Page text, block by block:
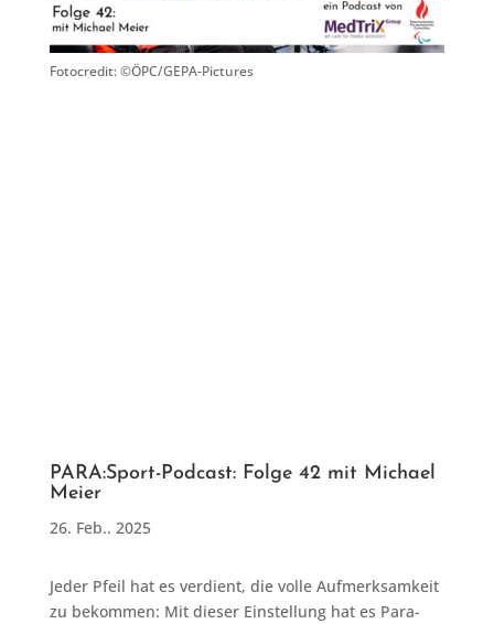
Fotocredit: ©ÖPC/GEPA-Pictures
PARA:Sport-Podcast: Folge 42 mit Michael
Meier
26. Feb.. 2025
Jeder Pfeil hat es verdient, die volle Aufmerksamkeit
zu bekommen: Mit dieser Einstellung hat es Para-